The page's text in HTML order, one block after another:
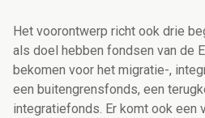
Het voorontwerp richt ook drie
als doel hebben fondsen van de
bekomen voor het migratie-,
een buitengrensfonds, een
integratiefonds. Er komt ook een